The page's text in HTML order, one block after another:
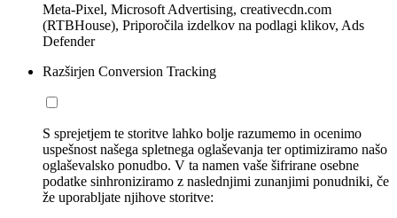
Meta-Pixel, Microsoft Advertising, creativecdn.com
(RTBHouse), Priporočila izdelkov na podlagi klikov, Ads
Defender
Razširjen Conversion Tracking
S sprejetjem te storitve lahko bolje razumemo in ocenimo
uspešnost našega spletnega oglaševanja ter optimiziramo našo
oglaševalsko ponudbo. V ta namen vaše šifrirane osebne
podatke sinhroniziramo z naslednjimi zunanjimi ponudniki, če
že uporabljate njihove storitve: